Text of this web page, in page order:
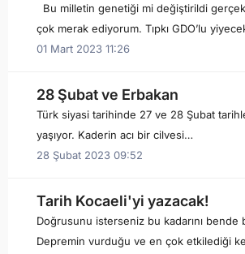
Bu milletin genetiği mi değiştirildi
çok merak ediyorum. Tıpkı GDO’lu
01 Mart 2023 11:26
28 Şubat ve Erbakan
Türk siyasi tarihinde 27 ve 28 Şubat
yaşıyor. Kaderin acı bir cilvesi…
28 Şubat 2023 09:52
Tarih Kocaeli'yi yazacak!
Doğrusunu isterseniz bu kadarını bende
Depremin vurduğu ve en çok etkilediği